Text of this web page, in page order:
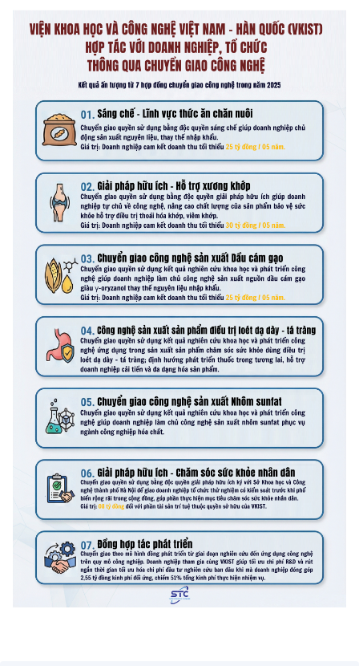
Năng lượng nguyên tử
Tin tổng hợp
Tin địa phương
Chuyển đổi số
Bưu chính, Viễn thông
Sở hữu trí tuệ
Tiêu chuẩn, đo lường, chất lượng
Năng lượng nguyên tử
Infographic
Voice
Nhiệm vụ trọng tâm
Chọn ngôn ngữ
Vietnamese English
BỘ KHOA HỌC VÀ CÔNG NGHỆ
MINISTRY OF SCIENCE AND TECHNOLOGY
Điều khoản sử dụng Theo dõi MST: Góp ý
Cơ quan chủ quản: Bộ Khoa học và Công nghệ (MST)
Chịu trách nhiệm nội dung: Nguyễn Thị Hải Hằng
Giám đốc Trung tâm Truyền thông Khoa học và Công nghệ.
Liên hệ
Địa chỉ: Ban Biên tập Cổng TTĐT - 18 Nguyễn Du, TP. Hà Nội
Điện thoại: 024 3936 9506
Email:
stc@mst.gov.vn
©2026 Bản quyền thuộc Bộ Khoa Học và Công Nghệ
(Ghi rõ nguồn "https://mst.gov.vn" khi phát hành lại thông tin từ
website này)